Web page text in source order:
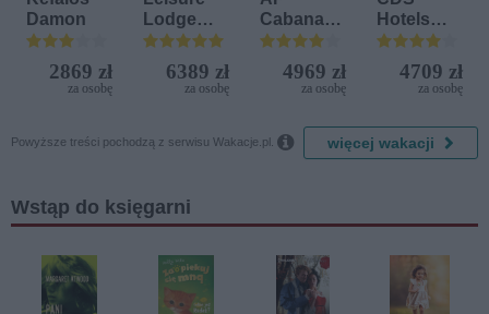
Damon
2869 zł
za osobę
Lodge
Beach &
Golf
Resort by
Diamonds
6389 zł
za osobę
Cabanas
Beach &
Nature
4969 zł
za osobę
Hotels
Terrasini
(ex. Citta
del Mare)
4709 zł
za osobę
Powyższe treści pochodzą z serwisu Wakacje.pl.  więcej wakacji
Wstąp do księgarni